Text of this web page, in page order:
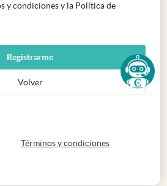
y condiciones y la Política de
Registrarme
Volver
en nueva pestaña
Términos y condicionesabre en nueva